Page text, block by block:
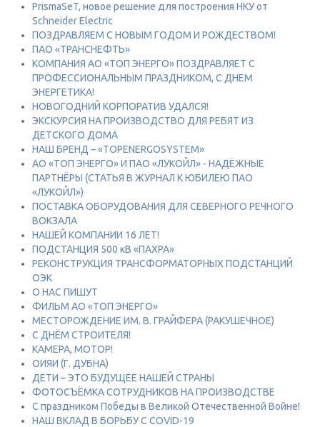
PrismaSeT, новое решение для построения НКУ от
Schneider Electric
ПОЗДРАВЛЯЕМ С НОВЫМ ГОДОМ И РОЖДЕСТВОМ!
ПАО «ТРАНСНЕФТЬ»
КОМПАНИЯ АО «ТОП ЭНЕРГО» ПОЗДРАВЛЯЕТ С
ПРОФЕССИОНАЛЬНЫМ ПРАЗДНИКОМ, С ДНЕМ
ЭНЕРГЕТИКА!
НОВОГОДНИЙ КОРПОРАТИВ УДАЛСЯ!
ЭКСКУРСИЯ НА ПРОИЗВОДСТВО ДЛЯ РЕБЯТ ИЗ
ДЕТСКОГО ДОМА
НАШ БРЕНД – «TOPENERGOSYSTEM»
АО «ТОП ЭНЕРГО» И ПАО «ЛУКОЙЛ» - НАДЁЖНЫЕ
ПАРТНЁРЫ (СТАТЬЯ В ЖУРНАЛ К ЮБИЛЕЮ ПАО
«ЛУКОЙЛ»)
ПОСТАВКА ОБОРУДОВАНИЯ ДЛЯ СЕВЕРНОГО РЕЧНОГО
ВОКЗАЛА
НАШЕЙ КОМПАНИИ 16 ЛЕТ!
ПОДСТАНЦИЯ 500 кВ «ПАХРА»
РЕКОНСТРУКЦИЯ ТРАНСФОРМАТОРНЫХ ПОДСТАНЦИЙ
ОЭК
О НАС ПИШУТ
ФИЛЬМ АО «ТОП ЭНЕРГО»
МЕСТОРОЖДЕНИЕ ИМ. В. ГРАЙФЕРА (РАКУШЕЧНОЕ)
С ДНЁМ СТРОИТЕЛЯ!
КАМЕРА, МОТОР!
ОИЯИ (Г. ДУБНА)
ДЕТИ – ЭТО БУДУЩЕЕ НАШЕЙ СТРАНЫ
ФОТОСЪЁМКА СОТРУДНИКОВ НА ПРОИЗВОДСТВЕ
С праздником Победы в Великой Отечественной Войне!
НАШ ВКЛАД В БОРЬБУ С COVID-19